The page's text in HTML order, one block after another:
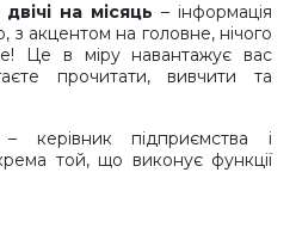
на місяць – інформація
з акцентом на головне, нічого
Це в міру навантажує вас
прочитати, вивчити та
керівник підприємства і
той, що виконує функції